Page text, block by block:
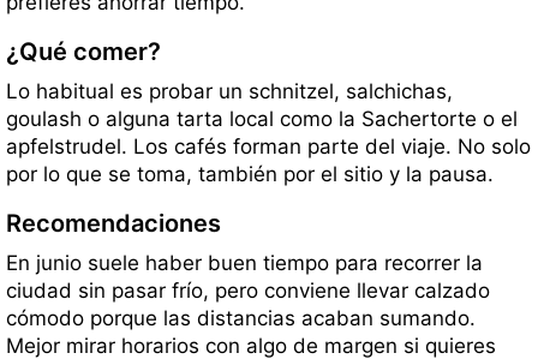
¿Qué comer?
Lo habitual es probar un schnitzel, salchichas,
goulash o alguna tarta local como la Sachertorte o el
apfelstrudel. Los cafés forman parte del viaje. No solo
por lo que se toma, también por el sitio y la pausa.
Recomendaciones
En junio suele haber buen tiempo para recorrer la
ciudad sin pasar frío, pero conviene llevar calzado
cómodo porque las distancias acaban sumando.
Mejor mirar horarios con algo de margen si quieres